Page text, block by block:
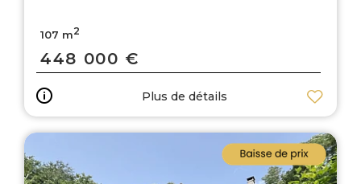
107 m2
448 000 €
Plus de détails